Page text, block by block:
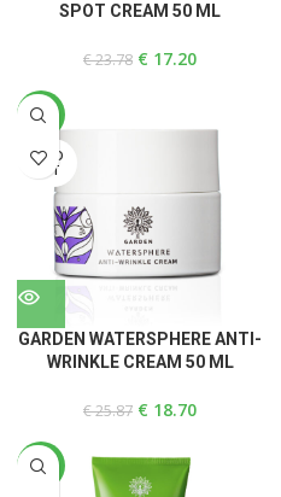
SPOT CREAM 50 ML
€23.78 € 17.20
-28%
SOLD
OUT
GARDEN WATERSPHERE ANTI-
WRINKLE CREAM 50 ML
€25.87 € 18.70
-39%